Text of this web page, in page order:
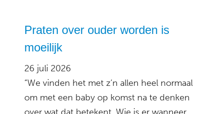
Praten over ouder worden is
moeilijk
26 juli 2026
“We vinden het met z’n allen heel normaal
om met een baby op komst na te denken